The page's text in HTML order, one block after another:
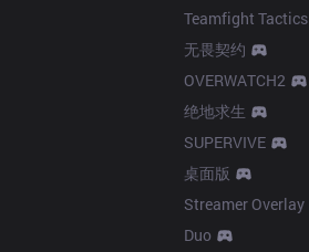
Teamfight Tactics
无畏契约
OVERWATCH2
绝地求生
SUPERVIVE
桌面版
Streamer Overlay
Duo